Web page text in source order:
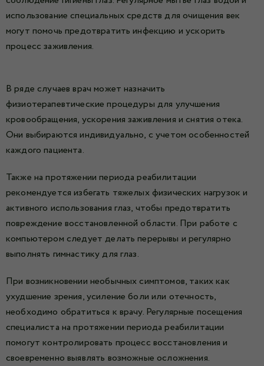
использование специальных средств для очищения век
могут помочь предотвратить инфекцию и ускорить
процесс заживления.
В ряде случаев врач может назначить
физиотерапевтические процедуры для улучшения
кровообращения, ускорения заживления и снятия отека.
Они выбираются индивидуально, с учетом особенностей
каждого пациента.
Также на протяжении периода реабилитации
рекомендуется избегать тяжелых физических нагрузок и
активного использования глаз, чтобы предотвратить
повреждение восстановленной области. При работе с
компьютером следует делать перерывы и регулярно
выполнять гимнастику для глаз.
При возникновении необычных симптомов, таких как
ухудшение зрения, усиление боли или отечность,
необходимо обратиться к врачу. Регулярные посещения
специалиста на протяжении периода реабилитации
помогут контролировать процесс восстановления и
своевременно выявлять возможные осложнения.